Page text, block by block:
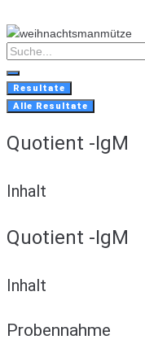
to
content
Search
...
Resultate
Alle Resultate
Quotient -IgM
Inhalt
Quotient -IgM
Inhalt
Probennahme